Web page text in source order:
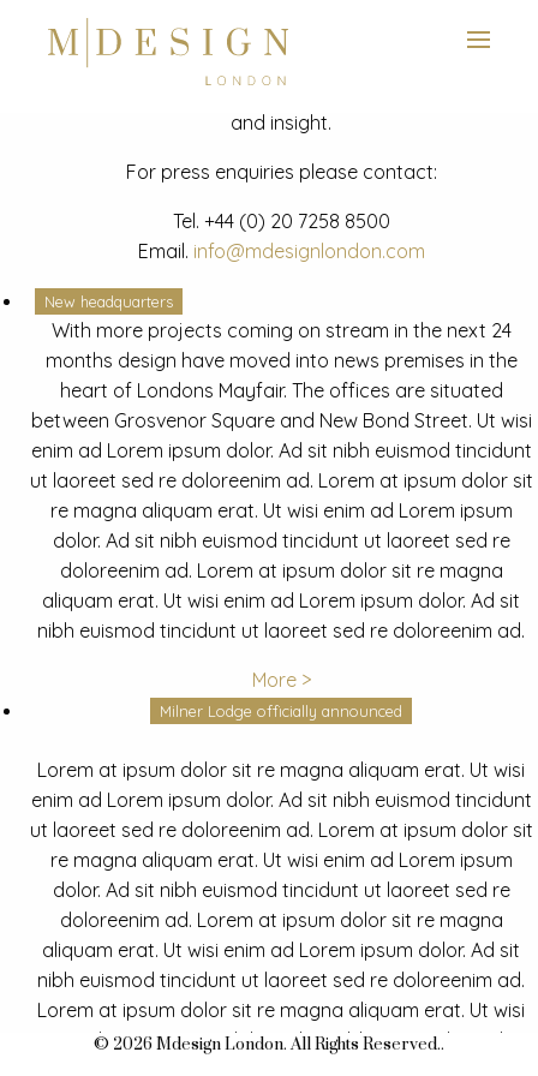
News
Latest mdesign development project and advisory news
and insight.
For press enquiries please contact:
Tel. +44 (0) 20 7258 8500
Email. info@mdesignlondon.com
New headquarters
With more projects coming on stream in the next 24
months design have moved into news premises in the
heart of Londons Mayfair. The offices are situated
between Grosvenor Square and New Bond Street. Ut wisi
enim ad Lorem ipsum dolor. Ad sit nibh euismod tincidunt
ut laoreet sed re doloreenim ad. Lorem at ipsum dolor sit
re magna aliquam erat. Ut wisi enim ad Lorem ipsum
dolor. Ad sit nibh euismod tincidunt ut laoreet sed re
doloreenim ad. Lorem at ipsum dolor sit re magna
aliquam erat. Ut wisi enim ad Lorem ipsum dolor. Ad sit
nibh euismod tincidunt ut laoreet sed re doloreenim ad.
More >
Milner Lodge officially announced
Lorem at ipsum dolor sit re magna aliquam erat. Ut wisi
enim ad Lorem ipsum dolor. Ad sit nibh euismod tincidunt
ut laoreet sed re doloreenim ad. Lorem at ipsum dolor sit
re magna aliquam erat. Ut wisi enim ad Lorem ipsum
dolor. Ad sit nibh euismod tincidunt ut laoreet sed re
doloreenim ad. Lorem at ipsum dolor sit re magna
aliquam erat. Ut wisi enim ad Lorem ipsum dolor. Ad sit
nibh euismod tincidunt ut laoreet sed re doloreenim ad.
Lorem at ipsum dolor sit re magna aliquam erat. Ut wisi
enim ad Lorem ipsum dolor. Ad sit nibh euismod tincidunt
© 2026 Mdesign London. All Rights Reserved..